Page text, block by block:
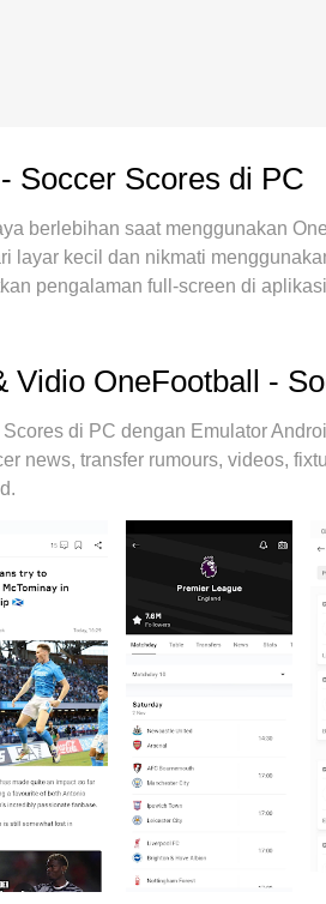
Soccer Scores di PC
berlebihan saat menggunakan
layar kecil dan nikmati
pengalaman full-screen di
mengejutkan yang Anda
terbaik untuk menggunakan
kami, manajer multi-instance
Dan yang paling penting, mesin
Anda, menjadikan semuanya
Vidio OneFootball -
di PC dengan Emulator
news, transfer rumours, videos,